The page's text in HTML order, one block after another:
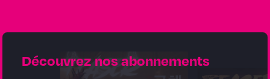
Découvrez nos abonnements